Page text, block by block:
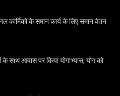
कार्मिकों के समान कार्य के लिए समान वेतन
के साथ आवास पर किया योगाभ्यास, योग को